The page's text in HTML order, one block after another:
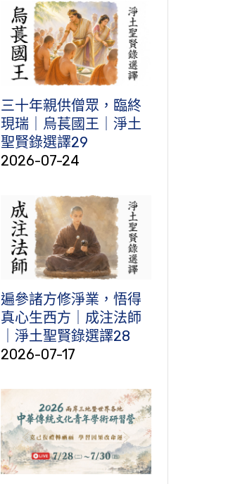
三十年親供僧眾，臨終
現瑞｜烏萇國王｜淨土
聖賢錄選譯29
2026-07-24
遍參諸方修淨業，悟得
真心生西方｜成注法師
｜淨土聖賢錄選譯28
2026-07-17